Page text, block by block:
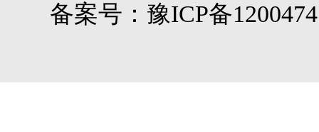
备案号：豫ICP备